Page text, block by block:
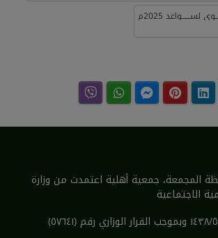
لســــــواعد 2025م
المجمعة، جمعية أهلية اعتمدت من وزارة
الاجتماعية